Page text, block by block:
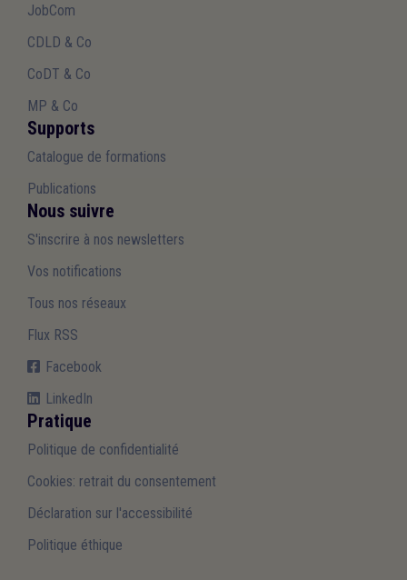
JobCom
CDLD & Co
CoDT & Co
MP & Co
Supports
Catalogue de formations
Publications
Nous suivre
S'inscrire à nos newsletters
Vos notifications
Tous nos réseaux
Flux RSS
Facebook
LinkedIn
Pratique
Politique de confidentialité
Cookies: retrait du consentement
Déclaration sur l'accessibilité
Politique éthique